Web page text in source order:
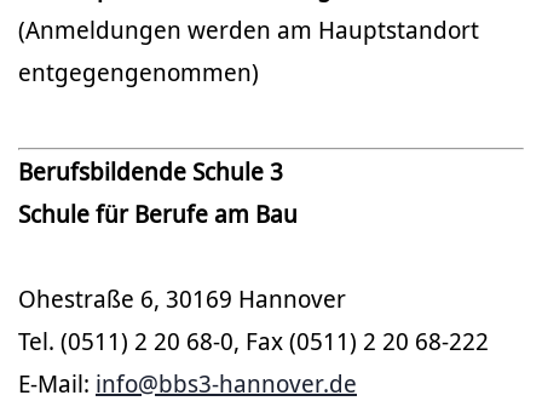
(Anmeldungen werden am Hauptstandort
entgegengenommen)
Berufsbildende Schule 3
Schule für Berufe am Bau
Ohestraße 6, 30169 Hannover
Tel. (0511) 2 20 68-0, Fax (0511) 2 20 68-222
E-Mail: info@bbs3-hannover.de